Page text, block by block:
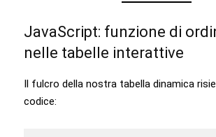
JavaScript: funzione di
nelle tabelle interattive
Il fulcro della nostra tabella dinamica
codice: